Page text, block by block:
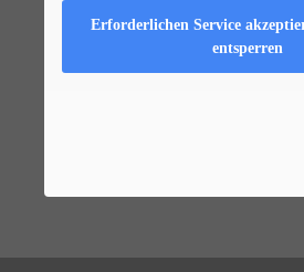
Erforderlichen Service
entsperren